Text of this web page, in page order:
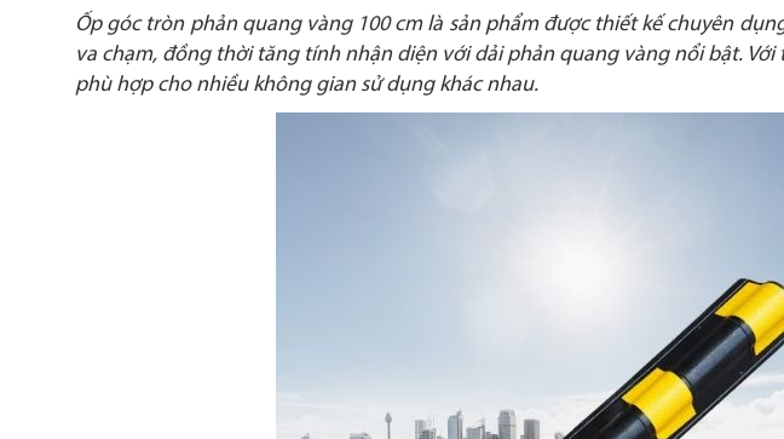
Ốp góc tròn phản quang vàng 100 cm là sản phẩm được thiết kế chuyên
va chạm, đồng thời tăng tính nhận diện với dải phản quang vàng nổi bật.
phù hợp cho nhiều không gian sử dụng khác nhau.